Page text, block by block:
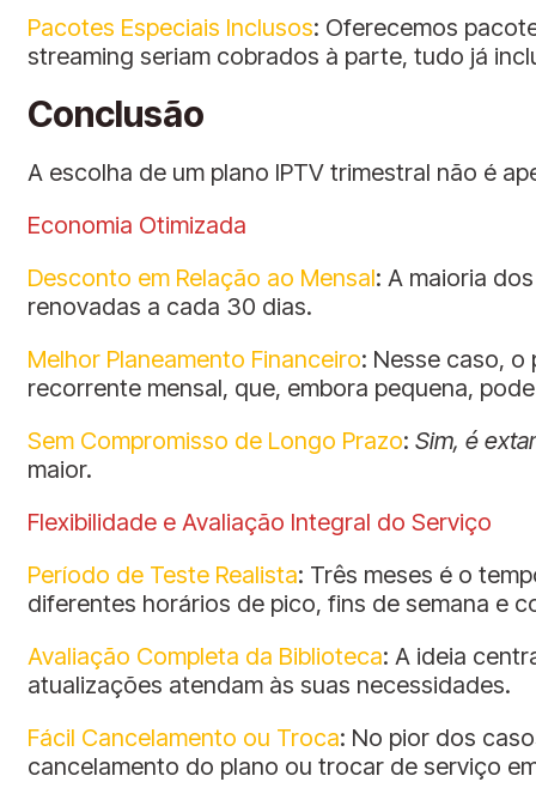
Pacotes Especiais Inclusos: Oferecemos
streaming seriam cobrados à parte, tudo já
Conclusão
A escolha de um plano IPTV trimestral não é
Economia Otimizada
Desconto em Relação ao Mensal: A maioria
renovadas a cada 30 dias.
Melhor Planeamento Financeiro: Nesse caso,
recorrente mensal, que, embora pequena,
Sem Compromisso de Longo Prazo: Sim, é
maior.
Flexibilidade e Avaliação Integral do Serviço
Período de Teste Realista: Três meses é o
diferentes horários de pico, fins de semana e
Avaliação Completa da Biblioteca: A ideia
atualizações atendam às suas necessidades.
Fácil Cancelamento ou Troca: No pior dos
cancelamento do plano ou trocar de serviço